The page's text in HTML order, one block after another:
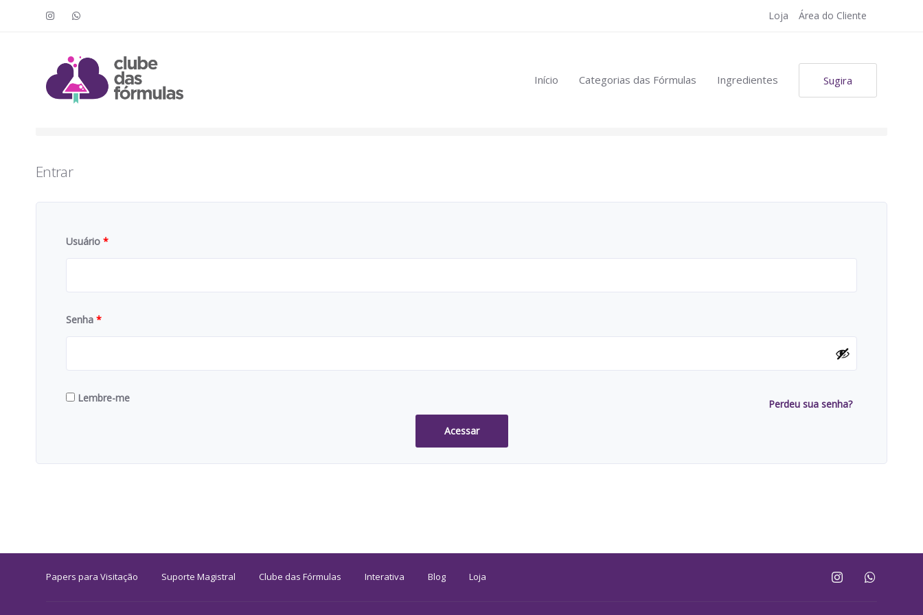
Loja Área do Cliente
Início Categorias das Fórmulas Ingredientes Sugira
Entrar
Usuário *
Senha *
Lembre-me
Acessar
Perdeu sua senha?
Papers para Visitação Suporte Magistral Clube das Fórmulas Interativa Blog Loja